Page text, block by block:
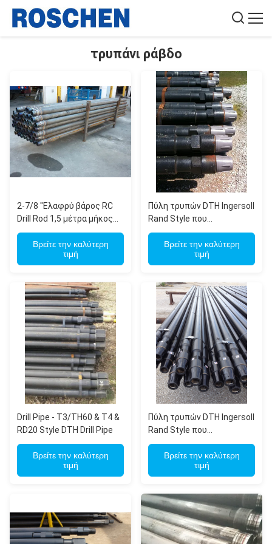
τρυπάνι ράβδο
2-7/8 "Ελαφρύ βάρος RC
Drill Rod 1,5 μέτρα μήκος
για φορητό RC γεωτρήσεις
Βρείτε την καλύτερη
τιμή
Πύλη τρυπών DTH Ingersoll
Rand Style που
χρησιμοποιείται για το
σκάφος τρυπανιών τύπου
T4W και T685 της Atlas
Βρείτε την καλύτερη
τιμή
Drill Pipe - T3/TH60 & T4 &
RD20 Style DTH Drill Pipe
Βρείτε την καλύτερη
τιμή
Πύλη τρυπών DTH Ingersoll
Rand Style που
χρησιμοποιείται για το
σκάφος τρυπανιών τύπου
T4W και T685 της Atlas
Βρείτε την καλύτερη
τιμή